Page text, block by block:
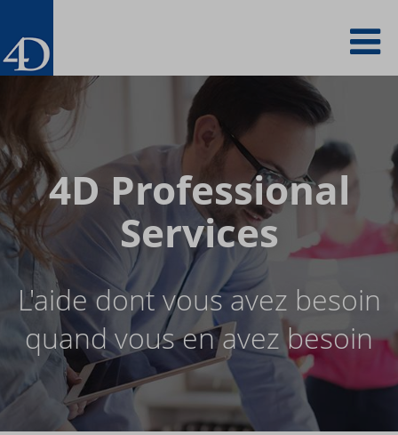
contenu
principal
4D Professional
Services
L'aide dont vous avez besoin
quand vous en avez besoin